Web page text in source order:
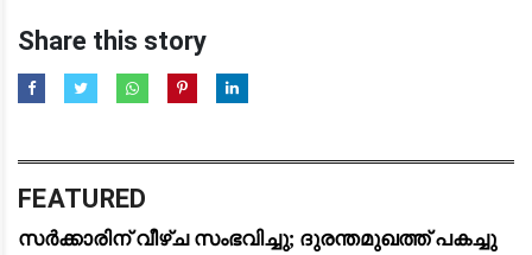
Share this story
FEATURED
സർക്കാരിന് വീഴ്ച സംഭവിച്ചു; ദുരന്തമുഖത്ത് പകച്ചു